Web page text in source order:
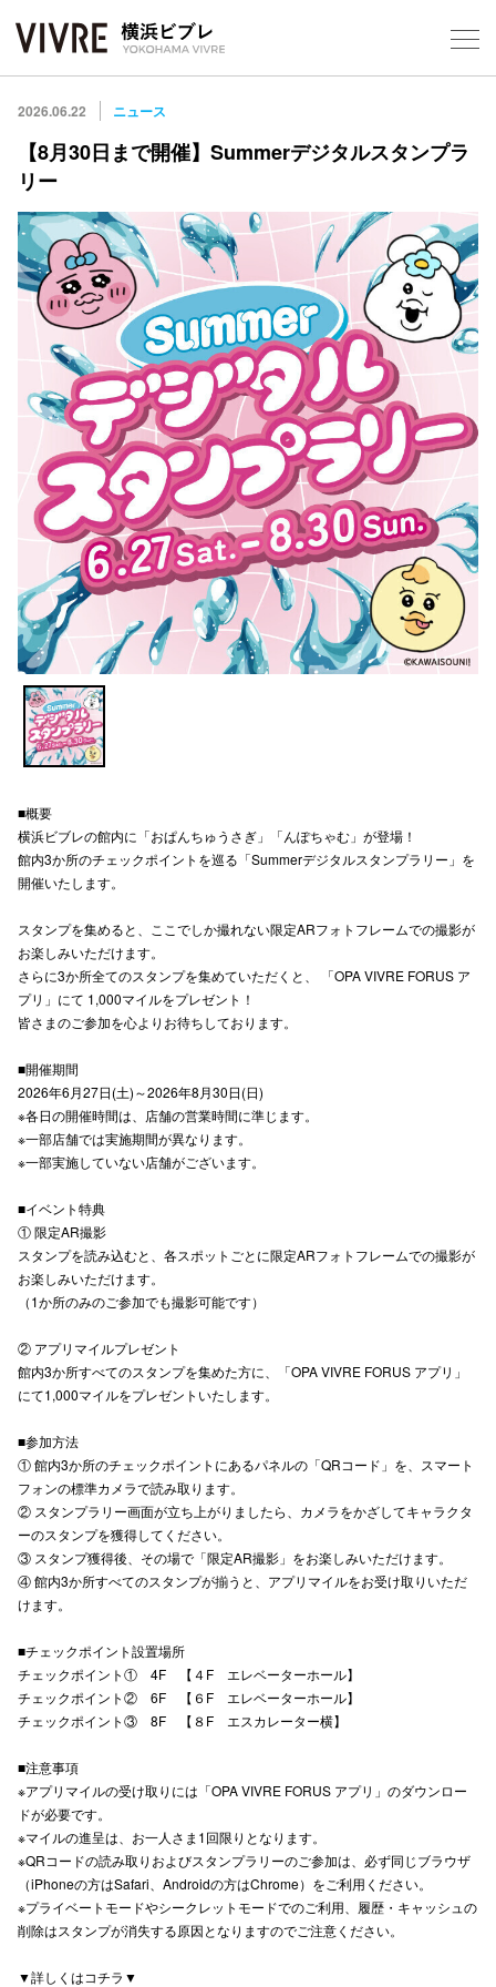
2026.06.22 ニュース
【8月30日まで開催】Summerデジタルスタンプラ
リー
■概要
横浜ビブレの館内に「おぱんちゅうさぎ」「んぽちゃむ」が登場！
館内3か所のチェックポイントを巡る「Summerデジタルスタンプラリー」を
開催いたします。
スタンプを集めると、ここでしか撮れない限定ARフォトフレームでの撮影が
お楽しみいただけます。
さらに3か所全てのスタンプを集めていただくと、 「OPA VIVRE FORUS ア
プリ」にて 1,000マイルをプレゼント！
皆さまのご参加を心よりお待ちしております。
■開催期間
2026年6月27日(土)～2026年8月30日(日)
※各日の開催時間は、店舗の営業時間に準じます。
※一部店舗では実施期間が異なります。
※一部実施していない店舗がございます。
■イベント特典
① 限定AR撮影
スタンプを読み込むと、各スポットごとに限定ARフォトフレームでの撮影が
お楽しみいただけます。
（1か所のみのご参加でも撮影可能です）
② アプリマイルプレゼント
館内3か所すべてのスタンプを集めた方に、「OPA VIVRE FORUS アプリ」
にて1,000マイルをプレゼントいたします。
■参加方法
① 館内3か所のチェックポイントにあるパネルの「QRコード」を、スマート
フォンの標準カメラで読み取ります。
② スタンプラリー画面が立ち上がりましたら、カメラをかざしてキャラクタ
ーのスタンプを獲得してください。
③ スタンプ獲得後、その場で「限定AR撮影」をお楽しみいただけます。
④ 館内3か所すべてのスタンプが揃うと、アプリマイルをお受け取りいただ
けます。
■チェックポイント設置場所
チェックポイント① 4F 【４F エレベーターホール】
チェックポイント② 6F 【６F エレベーターホール】
チェックポイント③ 8F 【８F エスカレーター横】
■注意事項
※アプリマイルの受け取りには「OPA VIVRE FORUS アプリ」のダウンロー
ドが必要です。
※マイルの進呈は、お一人さま1回限りとなります。
※QRコードの読み取りおよびスタンプラリーのご参加は、必ず同じブラウザ
（iPhoneの方はSafari、Androidの方はChrome）をご利用ください。
※プライベートモードやシークレットモードでのご利用、履歴・キャッシュの
削除はスタンプが消失する原因となりますのでご注意ください。
▼詳しくはコチラ▼
フロア
ショッ
レスト
施設案内
スタッ
電話で
公式SNS
利用規約
キャナルシ
仙台フォ